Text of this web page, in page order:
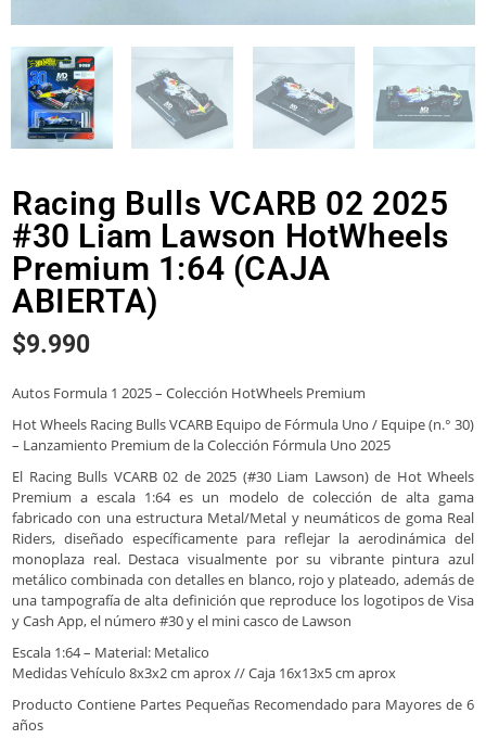
Racing Bulls VCARB 02 2025
#30 Liam Lawson HotWheels
Premium 1:64 (CAJA
ABIERTA)
$9.990
Autos Formula 1 2025 – Colección HotWheels Premium
Hot Wheels Racing Bulls VCARB Equipo de Fórmula Uno / Equipe (n.° 30)
– Lanzamiento Premium de la Colección Fórmula Uno 2025
El Racing Bulls VCARB 02 de 2025 (#30 Liam Lawson) de Hot Wheels
Premium a escala 1:64 es un modelo de colección de alta gama
fabricado con una estructura Metal/Metal y neumáticos de goma Real
Riders, diseñado específicamente para reflejar la aerodinámica del
monoplaza real. Destaca visualmente por su vibrante pintura azul
metálico combinada con detalles en blanco, rojo y plateado, además de
una tampografía de alta definición que reproduce los logotipos de Visa
y Cash App, el número #30 y el mini casco de Lawson
Escala 1:64 – Material: Metalico
Medidas Vehículo 8x3x2 cm aprox // Caja 16x13x5 cm aprox
Producto Contiene Partes Pequeñas Recomendado para Mayores de 6
años